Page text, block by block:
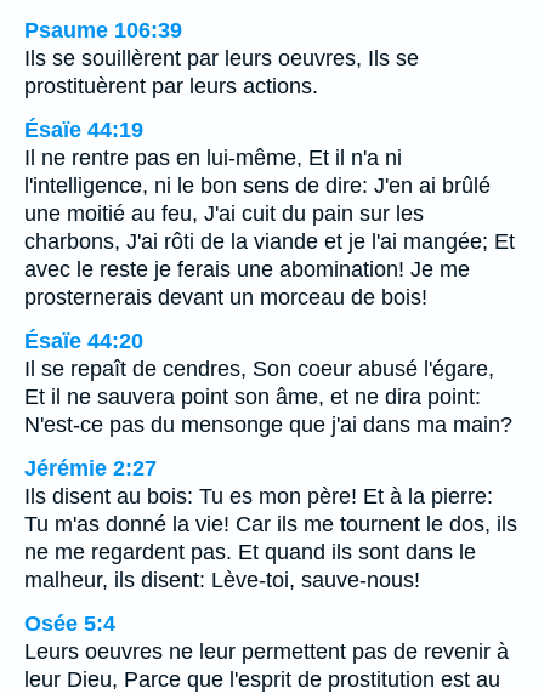
Psaume 106:39
Ils se souillèrent par leurs oeuvres, Ils se
prostituèrent par leurs actions.
Ésaïe 44:19
Il ne rentre pas en lui-même, Et il n'a ni
l'intelligence, ni le bon sens de dire: J'en ai brûlé
une moitié au feu, J'ai cuit du pain sur les
charbons, J'ai rôti de la viande et je l'ai mangée; Et
avec le reste je ferais une abomination! Je me
prosternerais devant un morceau de bois!
Ésaïe 44:20
Il se repaît de cendres, Son coeur abusé l'égare,
Et il ne sauvera point son âme, et ne dira point:
N'est-ce pas du mensonge que j'ai dans ma main?
Jérémie 2:27
Ils disent au bois: Tu es mon père! Et à la pierre:
Tu m'as donné la vie! Car ils me tournent le dos, ils
ne me regardent pas. Et quand ils sont dans le
malheur, ils disent: Lève-toi, sauve-nous!
Osée 5:4
Leurs oeuvres ne leur permettent pas de revenir à
leur Dieu, Parce que l'esprit de prostitution est au